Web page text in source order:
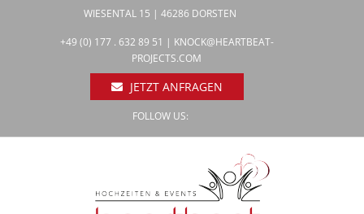
WIESENTAL 15 | 46286 DORSTEN
+49 (0) 177 . 632 89 51 | KNOCK@HEARTBEAT-
PROJECTS.COM
JETZT ANFRAGEN
FOLLOW US: